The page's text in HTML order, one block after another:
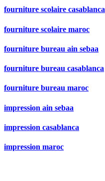
fourniture scolaire casablanca
fourniture scolaire maroc
fourniture bureau ain sebaa
fourniture bureau casablanca
fourniture bureau maroc
impression ain sebaa
impression casablanca
impression maroc